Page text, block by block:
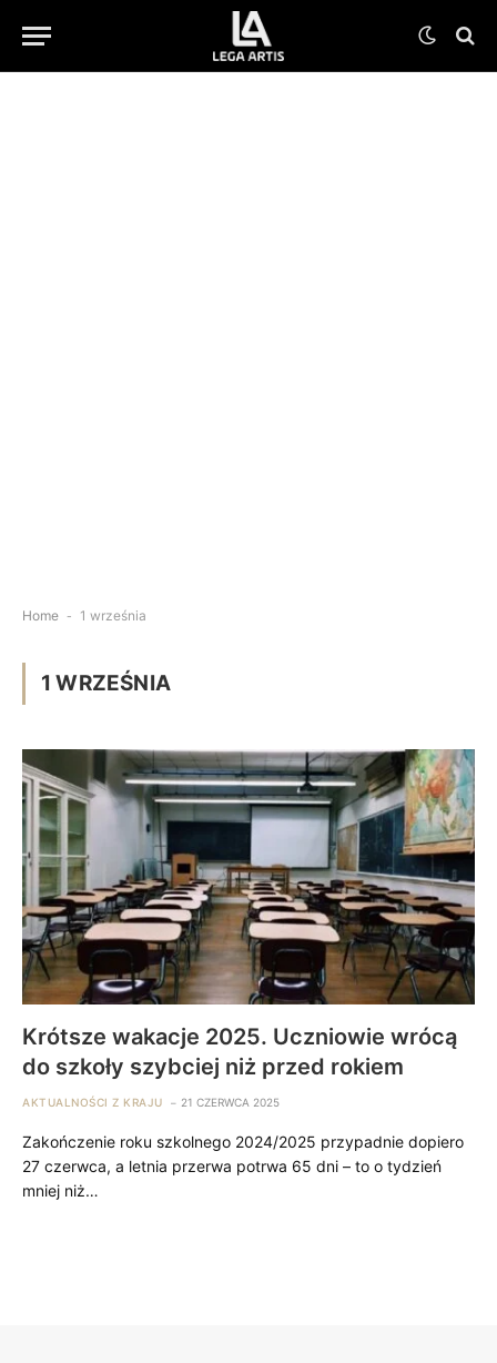
Home - 1 września
1 WRZEŚNIA
Krótsze wakacje 2025. Uczniowie wrócą
do szkoły szybciej niż przed rokiem
AKTUALNOŚCI Z KRAJU 21 CZERWCA 2025
Zakończenie roku szkolnego 2024/2025 przypadnie dopiero
27 czerwca, a letnia przerwa potrwa 65 dni – to o tydzień
mniej niż…